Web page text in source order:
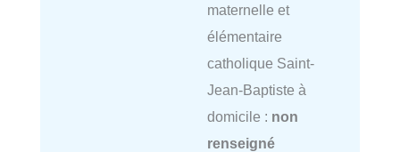
maternelle et
élémentaire
catholique Saint-
Jean-Baptiste à
domicile : non
renseigné